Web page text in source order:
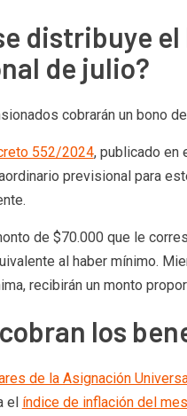
distribuye
de julio?
cobrarán un bono
552/2024, publicado en
previsional para
de $70.000 que le
al haber mínimo.
recibirán un monto
los
de la Asignación
el índice de inflación del